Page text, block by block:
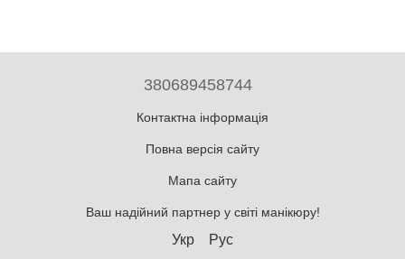
380689458744
Контактна інформація
Повна версія сайту
Мапа сайту
Ваш надійний партнер у світі манікюру!
Укр Рус